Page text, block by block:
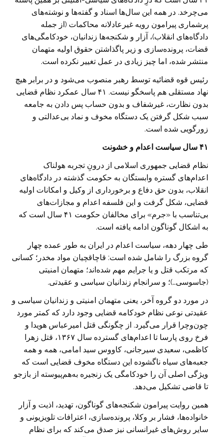
می‌چرخد. در همه این سال‌ها اسناد و گفته‌ها و نوشته‌های
پرشماری پیرامون رویه غیرعادلانه محاکمات (از جمله
دادگاه‌های انقلاب)، آزار و شکنجه‌ها زندانیان، خودکامگی‌های
قضات، پرونده‌سازی و زیر پاگذاشتن حقوق اولیه متهمان
منتشر شده، اما چیز زیادی در عمل تغییر نکرده است.
رئیس قوه قضائیه توسط رهبر منصوب می‌شود و در برابر هیچ
نهاد مستقلی هم پاسخگو نیست. ۴۱ سال عمکرد نظام قضایی
بدون نظارت، غیرشفاف و بدون حساب پس دادن به جامعه
سبب شکل گرفتن یک دستگاه مخوف و نماد بی‌عدالتی و
زورگویی شده است.
۴۱ سال سیاست اعدام و خشونت
نظام قضایی جمهوری اسلامی از درونِ تجربه هولناک
اعدام‌های گستره وابستگان به حکومت گذشته در دادگاه‌های
انقلاب، بدون حق دفاع و برخورداری از وکیل و امکانات اولیه
قضایی، شکل گرفت و این فلسفه اعدام و مجازات‌های
بی‌تناسب با «جرم» برای مخالفان حکومت ۴۱ سال است که
به اشکال گوناگون ادامه یافته است.
طی چهار دهه، سیاست اعدام در ایران به طور عمده چهار
گروه بزرگ را شامل شده است: قاچاقچیان مواد مخدر؛ کسانی
که مرتکب قتل و یا جرایم مهم شده‌اند؛ متهمان امنیتی
(جاسوسی…)؛ و سرانجام زندانیان سیاسی و عقیدتی.
در مورد دو گروه آخر، یعنی متهمان امنیتی و زندانیان سیاسی و
عقیدتی نوعی نظام خودکامه قضایی وجود دارد که کمتر مورد
چون‌وچرا قرار می‌گیرد. از چگونگی قتل امیرعباس هویدا و
فرخ روی پارسا تا اعدام‌های گسترده سال ۱۳۶۷، قتل زهرا
کاظمی، سعیدی سیرجانی، کاووس سید امامی، همه و همه
جعبه‌های سیاه ناگشوده این دستگاه مخوف قضایی است که
ویژگی اصلی آن را خودکامگی یک زنجیره به‌هم‌پیوسته از بازجو
تا قاضی تشکیل می‌دهد.
همین روایت پیرامون شکنجه‌های گوناگون، تهدید، اذیت و آزار
خانواده‌ها، فشار بر وکلا، پرونده‌سازی، اعترافات تلویزیونی و
سایر روش‌های غیرانسانی نیز صدق می‌کند که برای نظام